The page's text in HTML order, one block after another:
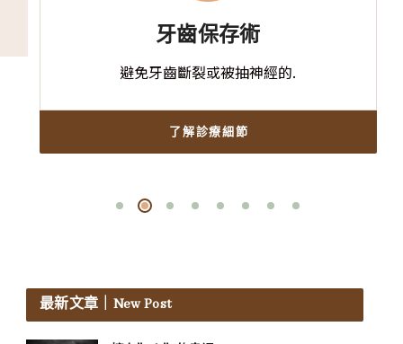
牙齒保存術
避免牙齒斷裂或被抽神經的.
了解診療細節
最新文章 ｜New Post